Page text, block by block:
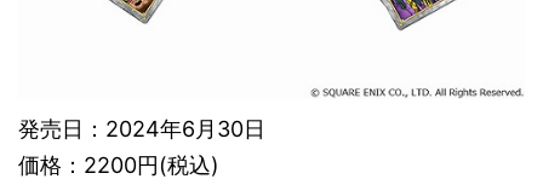
発売日：2024年6月30日
価格：2200円(税込)